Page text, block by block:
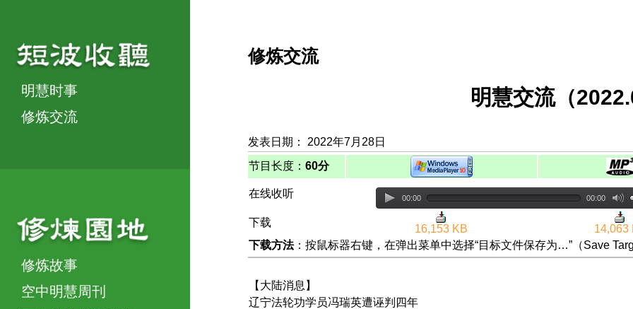
明慧时事
修炼交流
修炼故事
空中明慧周刊
修炼交流
明慧交流（
发表日期： 2022年7月28日
节目长度： 60分
在线收听 00:00 00:00
下载
16,153 KB
14,063
下载方法：按鼠标器右键，在弹出菜单中选择“目标文件保存为…”（Save
【大陆消息】
辽宁法轮功学员冯瑞英遭诬判四年